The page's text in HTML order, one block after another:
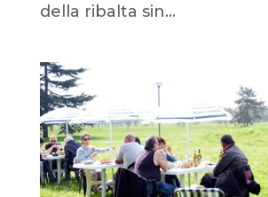
della ribalta sin...